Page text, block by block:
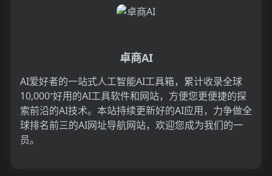
卓商AI
AI爱好者的一站式人工智能AI工具箱，累计收录全球
10,000⁺好用的AI工具软件和网站，方便您更便捷的探
索前沿的AI技术。本站持续更新好的AI应用，力争做全
球排名前三的AI网址导航网站，欢迎您成为我们的一
员。